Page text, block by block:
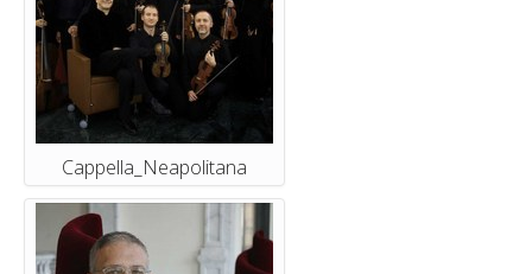
Cappella_Neapolitana